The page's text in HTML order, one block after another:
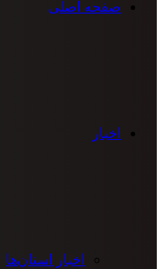
صفحه اصلی
اخبار
اخبار استان‌ها